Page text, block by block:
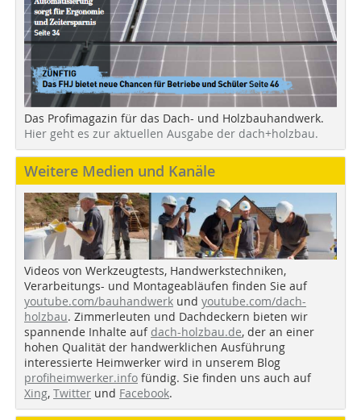
Das Profimagazin für das Dach- und Holzbauhandwerk.
Hier geht es zur aktuellen Ausgabe der dach+holzbau.
Weitere Medien und Kanäle
Videos von Werkzeugtests, Handwerkstechniken,
Verarbeitungs- und Montageabläufen finden Sie auf
youtube.com/bauhandwerk und youtube.com/dach-
holzbau. Zimmerleuten und Dachdeckern bieten wir
spannende Inhalte auf dach-holzbau.de, der an einer
hohen Qualität der handwerklichen Ausführung
interessierte Heimwerker wird in unserem Blog
profiheimwerker.info fündig. Sie finden uns auch auf
Xing, Twitter und Facebook.